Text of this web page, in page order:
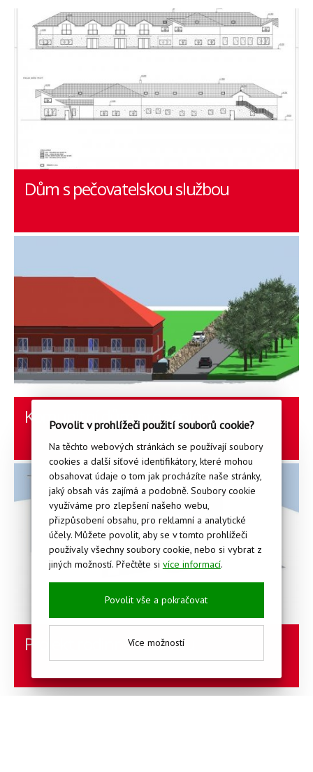
Povolit v prohlížeči použití souborů cookie?
Na těchto webových stránkách se používají soubory
cookies a další síťové identifikátory, které mohou
obsahovat údaje o tom jak procházíte naše stránky,
jaký obsah vás zajímá a podobně. Soubory cookie
využíváme pro zlepšení našeho webu,
přizpůsobení obsahu, pro reklamní a analytické
účely. Můžete povolit, aby se v tomto prohlížeči
používaly všechny soubory cookie, nebo si vybrat z
jiných možností. Přečtěte si více informací.
Povolit vše a pokračovat
Více možností
Dům s pečovatelskou službou
Komunitní dům pro seniory
Projekt rodinného domu